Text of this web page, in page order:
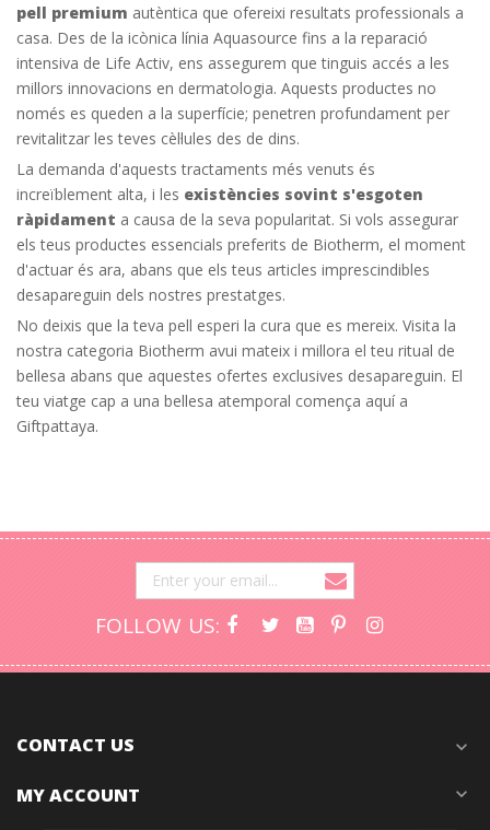
pell premium autèntica que ofereixi resultats professionals a
casa. Des de la icònica línia Aquasource fins a la reparació
intensiva de Life Activ, ens assegurem que tinguis accés a les
millors innovacions en dermatologia. Aquests productes no
només es queden a la superfície; penetren profundament per
revitalitzar les teves cèl·lules des de dins.
La demanda d'aquests tractaments més venuts és
increïblement alta, i les existències sovint s'esgoten
ràpidament a causa de la seva popularitat. Si vols assegurar
els teus productes essencials preferits de Biotherm, el moment
d'actuar és ara, abans que els teus articles imprescindibles
desapareguin dels nostres prestatges.
No deixis que la teva pell esperi la cura que es mereix. Visita la
nostra categoria Biotherm avui mateix i millora el teu ritual de
bellesa abans que aquestes ofertes exclusives desapareguin. El
teu viatge cap a una bellesa atemporal comença aquí a
Giftpattaya.
FOLLOW US:
CONTACT US expand_more
MY ACCOUNT expand_more